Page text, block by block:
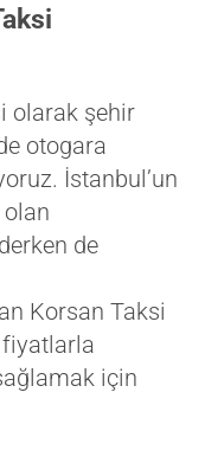
olarak şehir
otogara
İstanbul’un
de
Korsan Taksi
fiyatlarla
için